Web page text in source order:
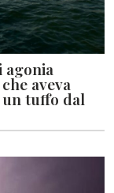
aveva
tuffo dal